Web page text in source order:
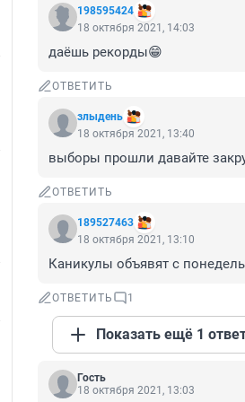
198595424
18 октября 2021, 14:03
даёшь рекорды😁
ОТВЕТИТЬ
злыдень
18 октября 2021, 13:40
выборы прошли давайте
ОТВЕТИТЬ
189527463
18 октября 2021, 13:10
Каникулы объявят с
ОТВЕТИТЬ 1
Показать ещё 1
Гость
18 октября 2021, 13:03